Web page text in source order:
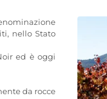
nello Stato
ed è oggi
da rocce